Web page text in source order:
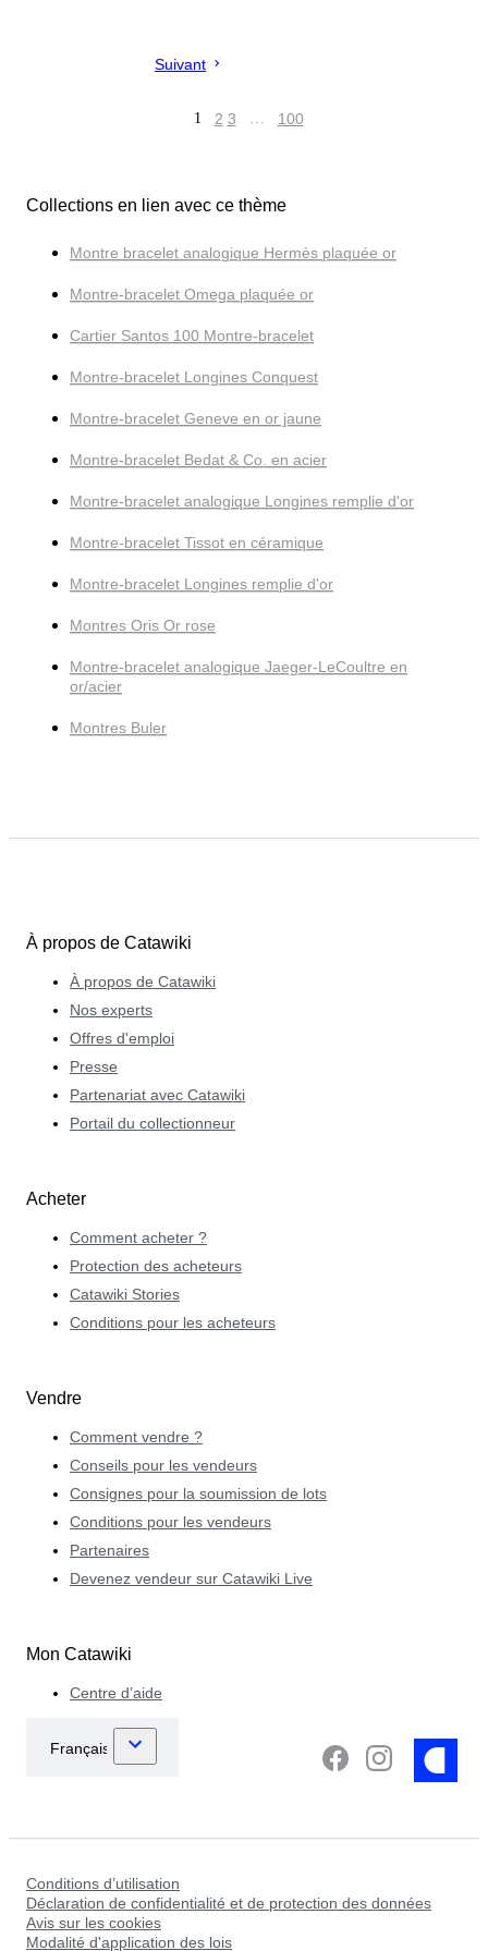
Suivant
1 2 3 … 100
Collections en lien avec ce thème
Montre bracelet analogique Hermès plaquée or
Montre-bracelet Omega plaquée or
Cartier Santos 100 Montre-bracelet
Montre-bracelet Longines Conquest
Montre-bracelet Geneve en or jaune
Montre-bracelet Bedat & Co. en acier
Montre-bracelet analogique Longines remplie d'or
Montre-bracelet Tissot en céramique
Montre-bracelet Longines remplie d'or
Montres Oris Or rose
Montre-bracelet analogique Jaeger-LeCoultre en
or/acier
Montres Buler
À propos de Catawiki
À propos de Catawiki
Nos experts
Offres d'emploi
Presse
Partenariat avec Catawiki
Portail du collectionneur
Acheter
Comment acheter ?
Protection des acheteurs
Catawiki Stories
Conditions pour les acheteurs
Vendre
Comment vendre ?
Conseils pour les vendeurs
Consignes pour la soumission de lots
Conditions pour les vendeurs
Partenaires
Devenez vendeur sur Catawiki Live
Mon Catawiki
Centre d’aide
Conditions d’utilisation
Déclaration de confidentialité et de protection des données
Avis sur les cookies
Modalité d'application des lois